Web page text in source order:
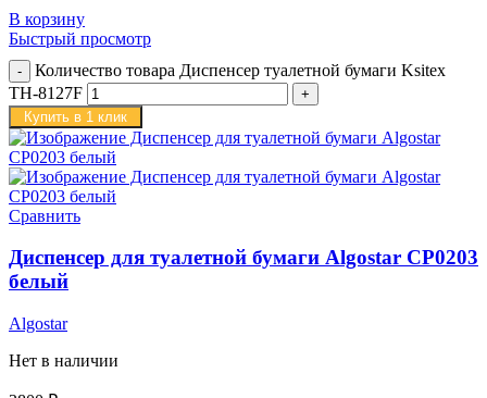
В корзину
Быстрый просмотр
Количество товара Диспенсер туалетной бумаги Ksitex
TH-8127F
Купить в 1 клик
Сравнить
Диспенсер для туалетной бумаги Algostar CP0203
белый
Algostar
Нет в наличии